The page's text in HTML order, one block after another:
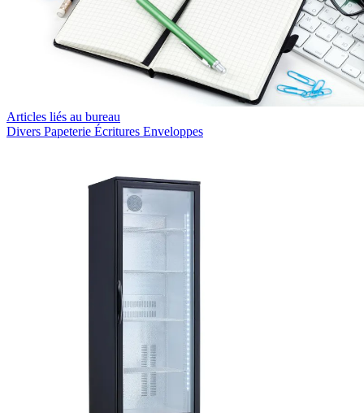
Articles liés au bureau
Divers Papeterie Écritures Enveloppes